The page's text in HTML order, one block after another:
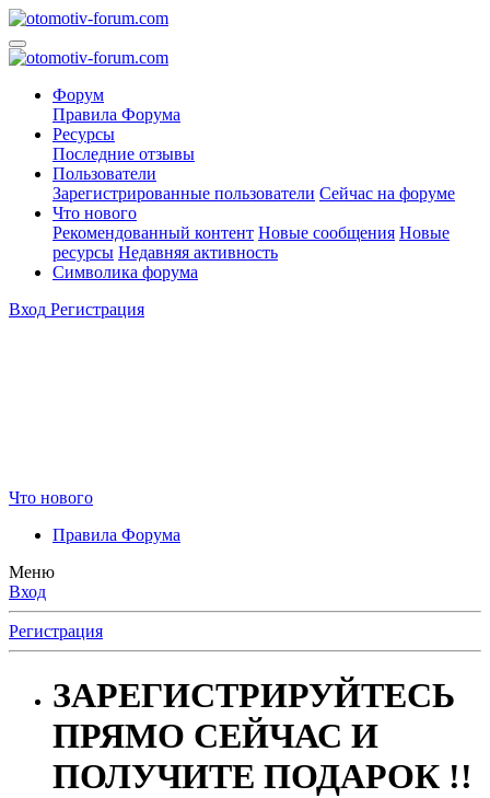
Форум
Правила Форума
Ресурсы
Последние отзывы
Пользователи
Зарегистрированные пользователи Сейчас на форуме
Что нового
Рекомендованный контент Новые сообщения Новые
ресурсы Недавняя активность
Символика форума
Вход Регистрация
Что нового
Правила Форума
Меню
Вход
Регистрация
ЗАРЕГИСТРИРУЙТЕСЬ
ПРЯМО СЕЙЧАС И
ПОЛУЧИТЕ ПОДАРОК !!